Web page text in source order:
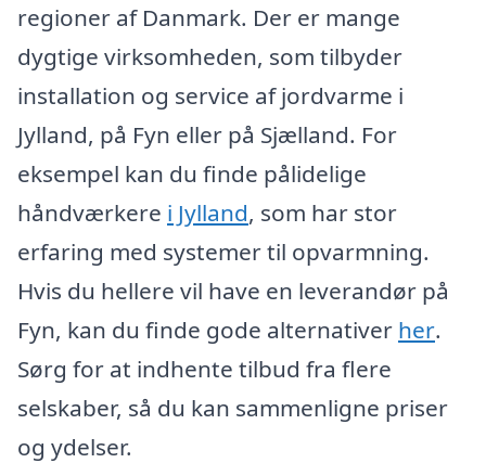
regioner af Danmark. Der er mange
dygtige virksomheden, som tilbyder
installation og service af jordvarme i
Jylland, på Fyn eller på Sjælland. For
eksempel kan du finde pålidelige
håndværkere i Jylland, som har stor
erfaring med systemer til opvarmning.
Hvis du hellere vil have en leverandør på
Fyn, kan du finde gode alternativer her.
Sørg for at indhente tilbud fra flere
selskaber, så du kan sammenligne priser
og ydelser.